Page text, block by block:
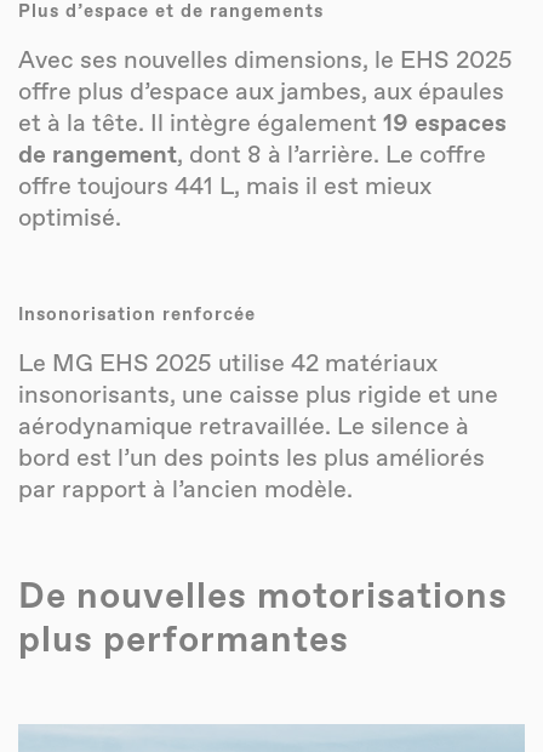
Plus d’espace et de rangements
Avec ses nouvelles dimensions, le EHS 2025
offre plus d’espace aux jambes, aux épaules
et à la tête. Il intègre également 19 espaces
de rangement, dont 8 à l’arrière. Le coffre
offre toujours 441 L, mais il est mieux
optimisé.
Insonorisation renforcée
Le MG EHS 2025 utilise 42 matériaux
insonorisants, une caisse plus rigide et une
aérodynamique retravaillée. Le silence à
bord est l’un des points les plus améliorés
par rapport à l’ancien modèle.
De nouvelles motorisations
plus performantes